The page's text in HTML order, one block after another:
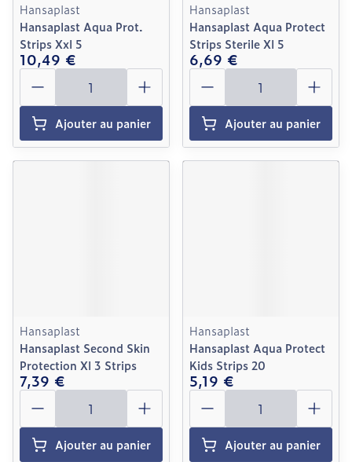
Hansaplast
Hansaplast Aqua Prot.
Strips Xxl 5
10,49 €
Quantité
Ajouter au panier
Hansaplast
Hansaplast Aqua Protect
Strips Sterile Xl 5
6,69 €
Quantité
Ajouter au panier
Hansaplast
Hansaplast Second Skin
Protection Xl 3 Strips
7,39 €
Quantité
Ajouter au panier
Hansaplast
Hansaplast Aqua Protect
Kids Strips 20
5,19 €
Quantité
Ajouter au panier